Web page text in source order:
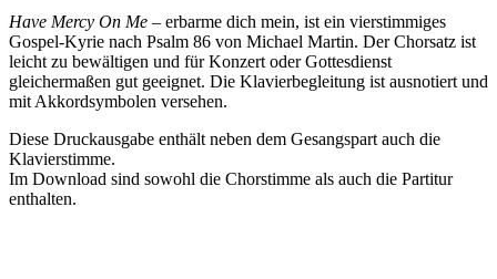
Have Mercy On Me – erbarme dich mein, ist ein vierstimmiges
Gospel-Kyrie nach Psalm 86 von Michael Martin. Der Chorsatz ist
leicht zu bewältigen und für Konzert oder Gottesdienst
gleichermaßen gut geeignet. Die Klavierbegleitung ist ausnotiert und
mit Akkordsymbolen versehen.
Diese Druckausgabe enthält neben dem Gesangspart auch die
Klavierstimme.
Im Download sind sowohl die Chorstimme als auch die Partitur
enthalten.